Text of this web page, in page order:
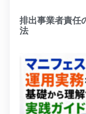
排出事業者責任
法